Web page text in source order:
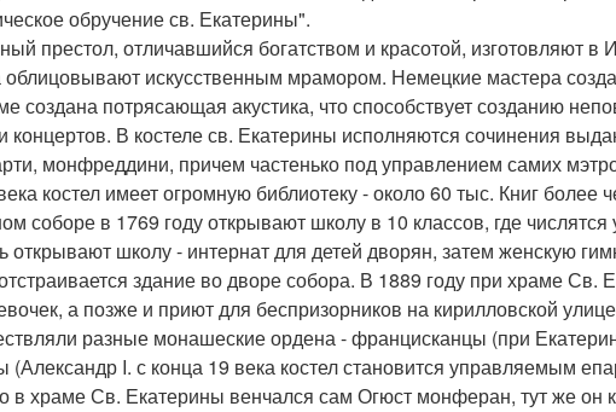
обручение св. Екатерины".
престол, отличавшийся богатством и красотой, изготовляют в
искусственным мрамором. Немецкие мастера
создана потрясающая акустика, что способствует созданию
концертов. В костеле св. Екатерины исполняются сочинения
монфреддини, причем частенько под управлением самих
костел имеет огромную библиотеку - около 60 тыс. Книг
соборе в 1769 году открывают школу в 10 классов, где
открывают школу - интернат для детей дворян, затем женскую
здание во дворе собора. В 1889 году при храме Св.
а позже и приют для беспризорников на кирилловской
разные монашеские ордена - францисканцы (при
(Александр I. с конца 19 века костел становится управляемым
в храме Св. Екатерины венчался сам Огюст монферан, тут же он